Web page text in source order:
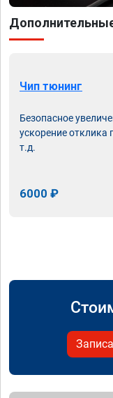
Чип тюнинг
Безопасное
ускорение отклика
т.д.
6000 ₽